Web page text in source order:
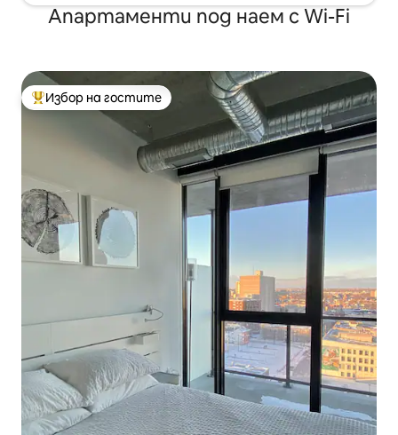
Апартаменти под наем с Wi-Fi
Най-популярен избор на гостите
Избор на гостите